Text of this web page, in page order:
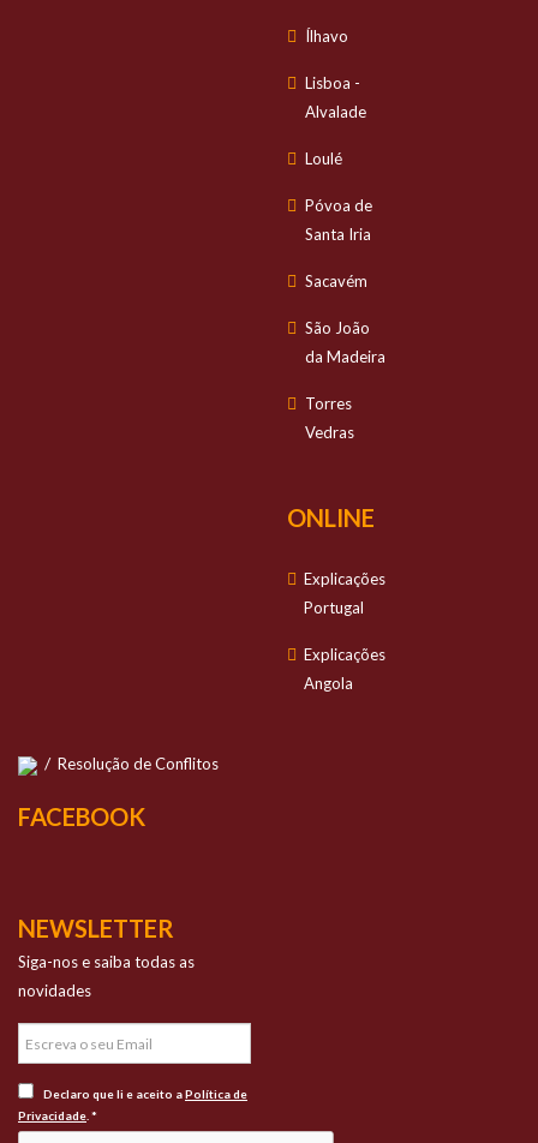
Ílhavo
Lisboa -
Alvalade
Loulé
Póvoa de
Santa Iria
Sacavém
São João
da Madeira
Torres
Vedras
ONLINE
Explicações
Portugal
Explicações
Angola
/ Resolução de Conflitos
FACEBOOK
NEWSLETTER
Siga-nos e saiba todas as
novidades
Declaro que li e aceito aPolítica de
Privacidade . *